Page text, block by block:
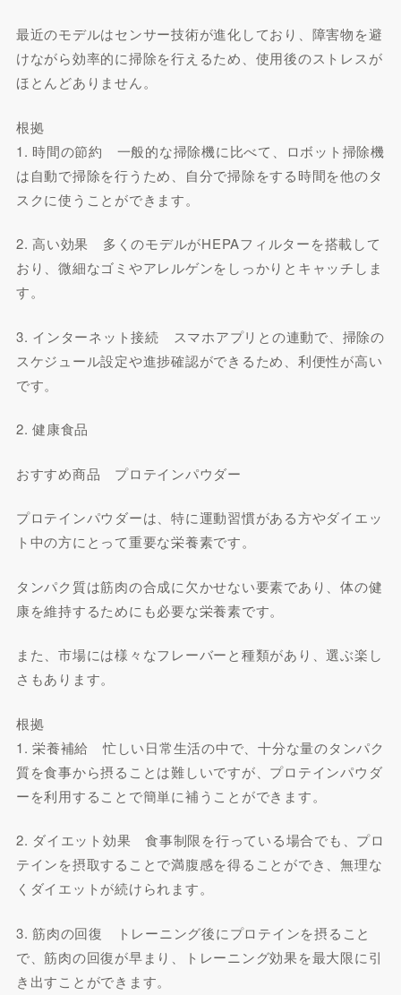
最近のモデルはセンサー技術が進化しており、障害物を避
けながら効率的に掃除を行えるため、使用後のストレスが
ほとんどありません。
根拠
1. 時間の節約 一般的な掃除機に比べて、ロボット掃除機
は自動で掃除を行うため、自分で掃除をする時間を他のタ
スクに使うことができます。
2. 高い効果 多くのモデルがHEPAフィルターを搭載して
おり、微細なゴミやアレルゲンをしっかりとキャッチしま
す。
3. インターネット接続 スマホアプリとの連動で、掃除の
スケジュール設定や進捗確認ができるため、利便性が高い
です。
2. 健康食品
おすすめ商品 プロテインパウダー
プロテインパウダーは、特に運動習慣がある方やダイエッ
ト中の方にとって重要な栄養素です。
タンパク質は筋肉の合成に欠かせない要素であり、体の健
康を維持するためにも必要な栄養素です。
また、市場には様々なフレーバーと種類があり、選ぶ楽し
さもあります。
根拠
1. 栄養補給 忙しい日常生活の中で、十分な量のタンパク
質を食事から摂ることは難しいですが、プロテインパウダ
ーを利用することで簡単に補うことができます。
2. ダイエット効果 食事制限を行っている場合でも、プロ
テインを摂取することで満腹感を得ることができ、無理な
くダイエットが続けられます。
3. 筋肉の回復 トレーニング後にプロテインを摂ること
で、筋肉の回復が早まり、トレーニング効果を最大限に引
き出すことができます。